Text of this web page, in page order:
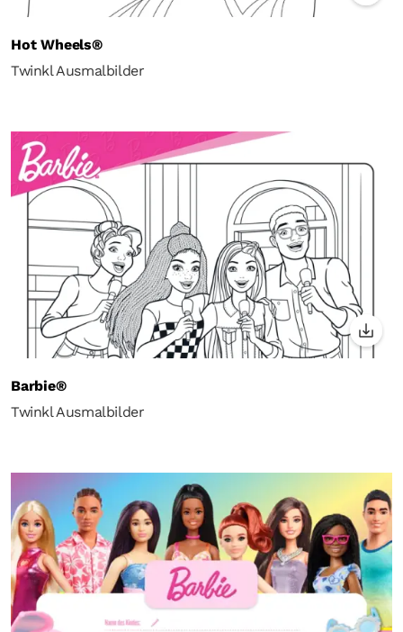
Hot Wheels®
Twinkl Ausmalbilder
Barbie®
Twinkl Ausmalbilder